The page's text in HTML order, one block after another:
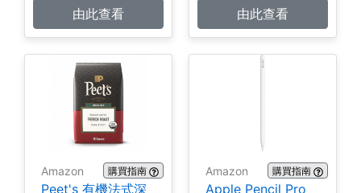
由此查看
由此查看
Amazon 購買指南
Peet's 有機法式深
Amazon 購買指南
Apple Pencil Pro